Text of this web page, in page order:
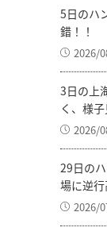
5日のハ
錯！！
2026/
3日の上
く、様子
2026/
29日の
場に逆行
2026/